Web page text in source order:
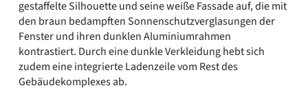
gestaffelte Silhouette und seine weiße Fassade auf, die mit
den braun bedampften Sonnenschutzverglasungen der
Fenster und ihren dunklen Aluminiumrahmen
kontrastiert. Durch eine dunkle Verkleidung hebt sich
zudem eine integrierte Ladenzeile vom Rest des
Gebäudekomplexes ab.